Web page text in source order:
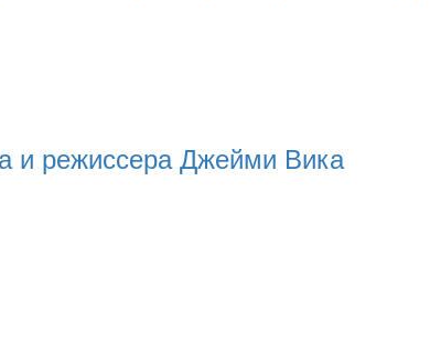
и режиссера Джейми Вика